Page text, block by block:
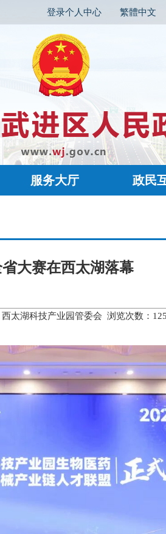
登录个人中心 繁體中文
服务大厅 政民
大赛在西太湖落幕
太湖科技产业园管委会 浏览次数： 125